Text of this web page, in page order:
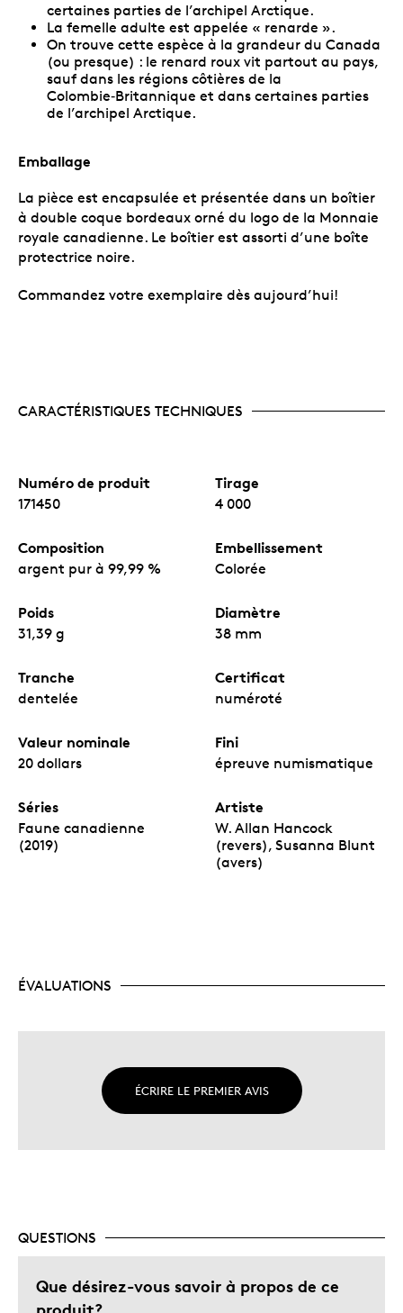
certaines parties de l’archipel Arctique.
La femelle adulte est appelée « renarde ».
On trouve cette espèce à la grandeur du Canada
(ou presque) : le renard roux vit partout au pays,
sauf dans les régions côtières de la
Colombie‑Britannique et dans certaines parties
de l’archipel Arctique.
Emballage
La pièce est encapsulée et présentée dans un boîtier
à double coque bordeaux orné du logo de la Monnaie
royale canadienne. Le boîtier est assorti d’une boîte
protectrice noire.
Commandez votre exemplaire dès aujourd’hui!
CARACTÉRISTIQUES TECHNIQUES
Numéro de produit
171450
Tirage
4 000
Composition
argent pur à 99,99 %
Embellissement
Colorée
Poids
31,39 g
Diamètre
38 mm
Tranche
dentelée
Certificat
numéroté
Valeur nominale
20 dollars
Fini
épreuve numismatique
Séries
Faune canadienne
(2019)
Artiste
W. Allan Hancock
(revers), Susanna Blunt
(avers)
ÉVALUATIONS
ÉCRIRE LE PREMIER AVIS
QUESTIONS
Que désirez-vous savoir à propos de ce
produit?